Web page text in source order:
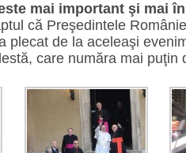
mai important şi mai
că Preşedintele
plecat de la aceleaşi
care număra mai puţin